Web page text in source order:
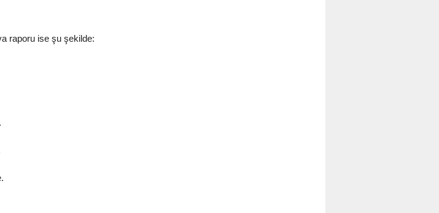
raporu ise şu şekilde: